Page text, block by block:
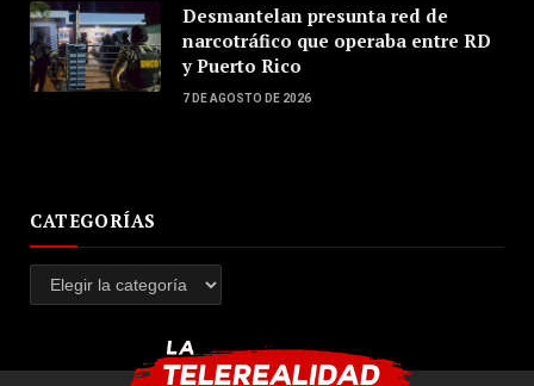
Desmantelan presunta red de
narcotráfico que operaba entre RD
y Puerto Rico
7 DE AGOSTO DE 2026
CATEGORÍAS
Categorías